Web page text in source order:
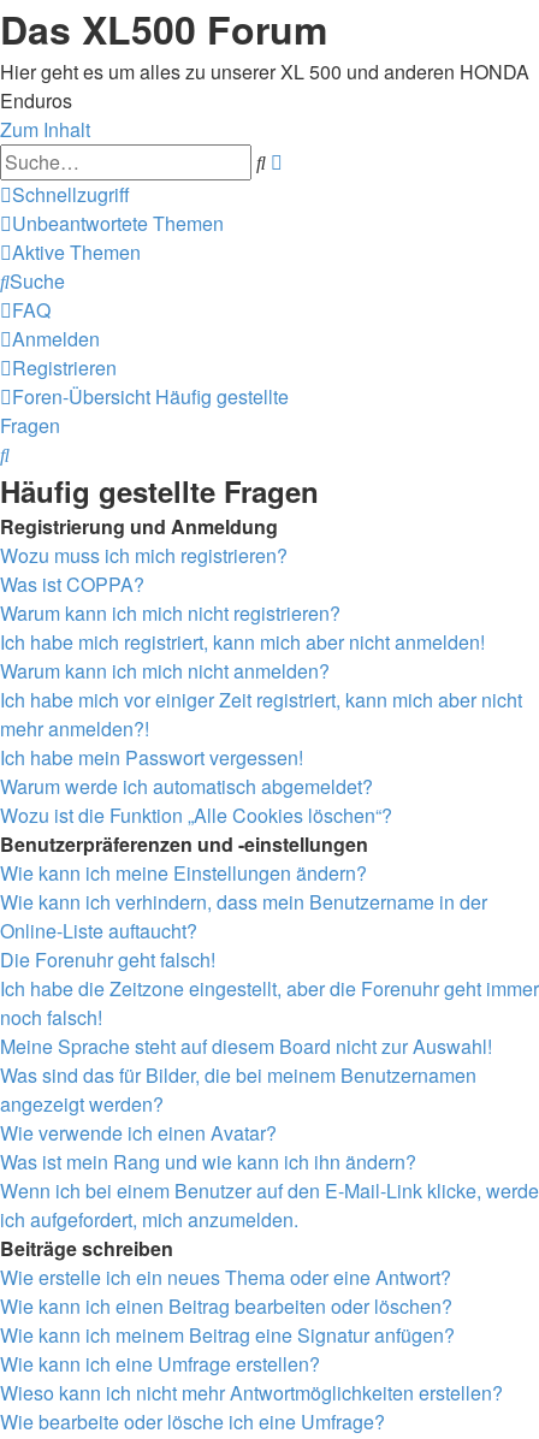
Das XL500 Forum
Hier geht es um alles zu unserer XL 500 und anderen HONDA
Enduros
Zum Inhalt
Suche
Schnellzugriff
Unbeantwortete Themen
Aktive Themen
Suche
FAQ
Anmelden
Registrieren
Foren-Übersicht Häufig gestellte
Fragen
Suche
Häufig gestellte Fragen
Registrierung und Anmeldung
Wozu muss ich mich registrieren?
Was ist COPPA?
Warum kann ich mich nicht registrieren?
Ich habe mich registriert, kann mich aber nicht anmelden!
Warum kann ich mich nicht anmelden?
Ich habe mich vor einiger Zeit registriert, kann mich aber nicht
mehr anmelden?!
Ich habe mein Passwort vergessen!
Warum werde ich automatisch abgemeldet?
Wozu ist die Funktion „Alle Cookies löschen“?
Benutzerpräferenzen und -einstellungen
Wie kann ich meine Einstellungen ändern?
Wie kann ich verhindern, dass mein Benutzername in der
Online-Liste auftaucht?
Die Forenuhr geht falsch!
Ich habe die Zeitzone eingestellt, aber die Forenuhr geht immer
noch falsch!
Meine Sprache steht auf diesem Board nicht zur Auswahl!
Was sind das für Bilder, die bei meinem Benutzernamen
angezeigt werden?
Wie verwende ich einen Avatar?
Was ist mein Rang und wie kann ich ihn ändern?
Wenn ich bei einem Benutzer auf den E-Mail-Link klicke, werde
ich aufgefordert, mich anzumelden.
Beiträge schreiben
Wie erstelle ich ein neues Thema oder eine Antwort?
Wie kann ich einen Beitrag bearbeiten oder löschen?
Wie kann ich meinem Beitrag eine Signatur anfügen?
Wie kann ich eine Umfrage erstellen?
Wieso kann ich nicht mehr Antwortmöglichkeiten erstellen?
Wie bearbeite oder lösche ich eine Umfrage?